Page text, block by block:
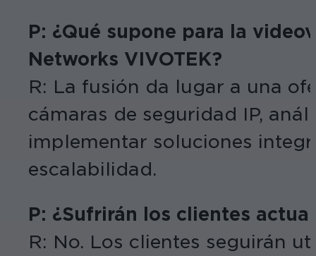
P: ¿Qué supone para la
Networks VIVOTEK?
R: La fusión da lugar a una
cámaras de seguridad IP,
implementar soluciones
escalabilidad.
P: ¿Sufrirán los clientes
R: No. Los clientes seguirán